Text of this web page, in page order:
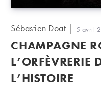
Auteur/autrice
la
publication :
Sébastien Doat
publiée :
5 avril
CHAMPAGNE
L’ORFÈVRERIE
L’HISTOIRE